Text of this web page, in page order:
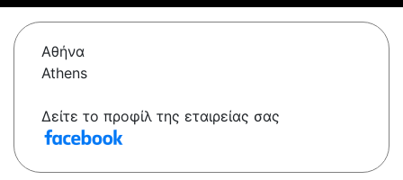
Αθήνα
Athens
Δείτε το προφίλ της εταιρείας σας